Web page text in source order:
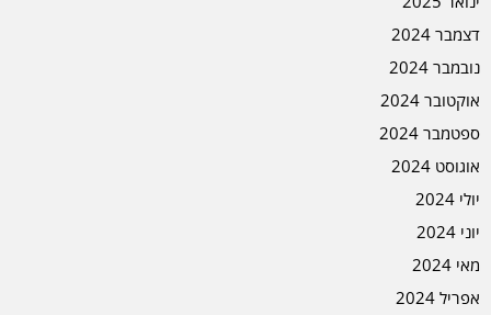
דצמבר 2024
נובמבר 2024
אוקטובר 2024
ספטמבר 2024
אוגוסט 2024
יולי 2024
יוני 2024
מאי 2024
אפריל 2024